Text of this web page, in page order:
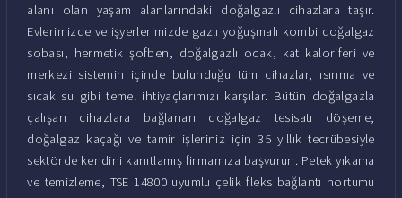
alanı olan yaşam alanlarındaki doğalgazlı cihazlara taşır.
Evlerimizde ve işyerlerimizde gazlı yoğuşmalı kombi doğalgaz
sobası, hermetik şofben, doğalgazlı ocak, kat kaloriferi ve
merkezi sistemin içinde bulunduğu tüm cihazlar, ısınma ve
sıcak su gibi temel ihtiyaçlarımızı karşılar. Bütün doğalgazla
çalışan cihazlara bağlanan doğalgaz tesisatı döşeme,
doğalgaz kaçağı ve tamir işleriniz için 35 yıllık tecrübesiyle
sektörde kendini kanıtlamış firmamıza başvurun. Petek yıkama
ve temizleme, TSE 14800 uyumlu çelik fleks bağlantı hortumu